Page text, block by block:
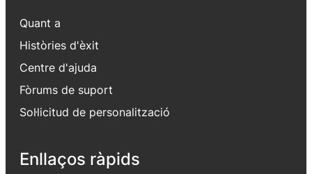
Quant a
Històries d'èxit
Centre d'ajuda
Fòrums de suport
Sol·licitud de personalització
Enllaços ràpids